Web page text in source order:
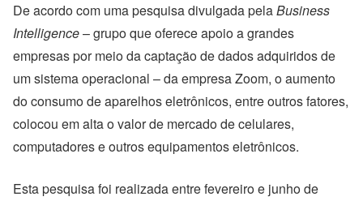
De acordo com uma pesquisa divulgada pelaBusiness
Intelligence– grupo que oferece apoio a grandes
empresas por meio da captação de dados adquiridos de
um sistema operacional – da empresa Zoom, o aumento
do consumo de aparelhos eletrônicos, entre outros fatores,
colocou em alta o valor de mercado de celulares,
computadores e outros equipamentos eletrônicos.
Esta pesquisa foi realizada entre fevereiro e junho de